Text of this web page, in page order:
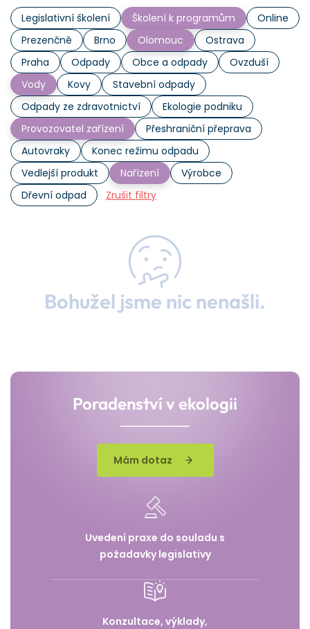
Legislativní školení Školení k programům
Online
Prezenčně
Brno Olomouc
Ostrava
Praha
Odpady Obce a odpady
Ovzduší
Vody
Kovy
Stavební odpady
Odpady ze zdravotnictví
Ekologie podniku
Provozovatel zařízení
Přeshraniční přeprava
Autovraky
Konec režimu odpadu
Vedlejší produkt
Nařízení
Výrobce
Dřevní odpad
Zrušit filtry
Bohužel jsme nic nenašli.
Poradenství v ekologii
Mám dotaz
Uvedení praxe do souladu s
požadavky legislativy
Konzultace, výklady,